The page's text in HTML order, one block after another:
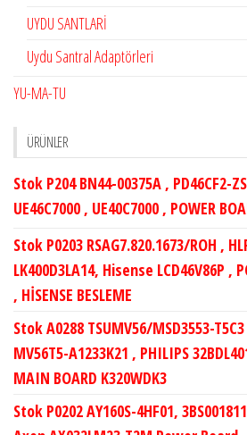
UYDU SANTLARİ
Uydu Santral Adaptörleri
YU-MA-TU
ÜRÜNLER
Stok P204 BN44-00375A , PD46CF2-
UE46C7000 , UE40C7000 , POWER
Stok P0203 RSAG7.820.1673/ROH ,
LK400D3LA14, Hisense LCD46V86P ,
, HİSENSE BESLEME
Stok A0288 TSUMV56/MSD3553-
MV56T5-A1233K21 , PHILIPS
MAIN BOARD K320WDK3
Stok P0202 AY160S-4HF01,